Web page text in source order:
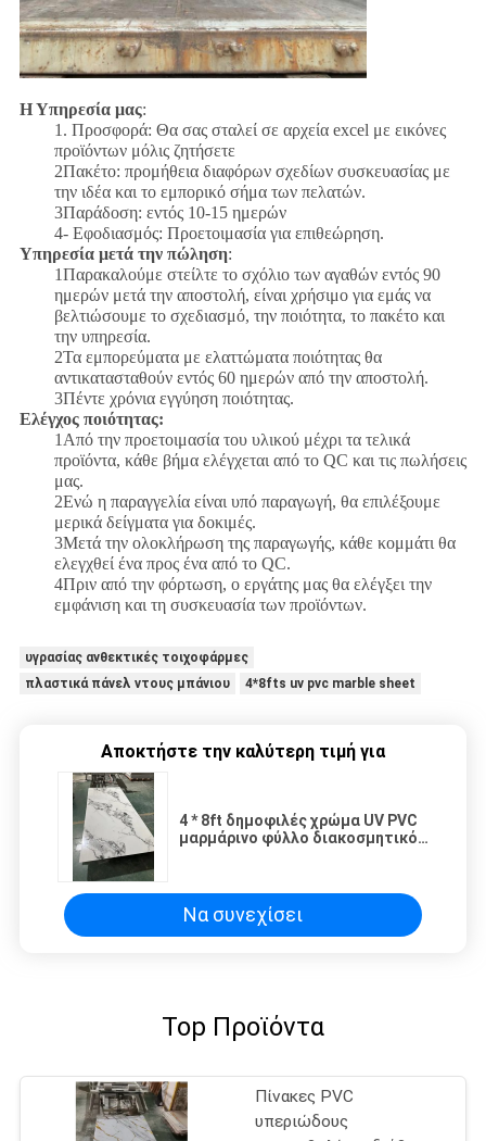
Η Υπηρεσία μας:
1. Προσφορά: Θα σας σταλεί σε αρχεία excel με εικόνες
προϊόντων μόλις ζητήσετε
2Πακέτο: προμήθεια διαφόρων σχεδίων συσκευασίας με
την ιδέα και το εμπορικό σήμα των πελατών.
3Παράδοση: εντός 10-15 ημερών
4- Εφοδιασμός: Προετοιμασία για επιθεώρηση.
Υπηρεσία μετά την πώληση:
1Παρακαλούμε στείλτε το σχόλιο των αγαθών εντός 90
ημερών μετά την αποστολή, είναι χρήσιμο για εμάς να
βελτιώσουμε το σχεδιασμό, την ποιότητα, το πακέτο και
την υπηρεσία.
2Τα εμπορεύματα με ελαττώματα ποιότητας θα
αντικατασταθούν εντός 60 ημερών από την αποστολή.
3Πέντε χρόνια εγγύηση ποιότητας.
Ελέγχος ποιότητας:
1Από την προετοιμασία του υλικού μέχρι τα τελικά
προϊόντα, κάθε βήμα ελέγχεται από το QC και τις πωλήσεις
μας.
2Ενώ η παραγγελία είναι υπό παραγωγή, θα επιλέξουμε
μερικά δείγματα για δοκιμές.
3Μετά την ολοκλήρωση της παραγωγής, κάθε κομμάτι θα
ελεγχθεί ένα προς ένα από το QC.
4Πριν από την φόρτωση, ο εργάτης μας θα ελέγξει την
εμφάνιση και τη συσκευασία των προϊόντων.
υγρασίας ανθεκτικές τοιχοφάρμες
πλαστικά πάνελ ντους μπάνιου
4*8fts uv pvc marble sheet
Αποκτήστε την καλύτερη τιμή για
4 * 8ft δημοφιλές χρώμα UV PVC
μαρμάρινο φύλλο διακοσμητικό
Να συνεχίσει
Top Προϊόντα
Πίνακες PVC
υπεριώδους